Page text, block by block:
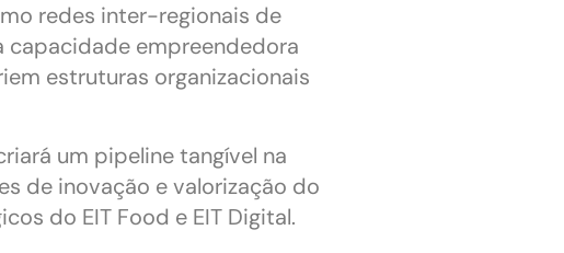
redes inter-regionais de
capacidade empreendedora
estruturas organizacionais
um pipeline tangível na
de inovação e valorização do
do EIT Food e EIT Digital.